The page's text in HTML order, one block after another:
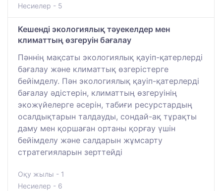
Несиелер - 5
Кешенді экологиялық тәуекелдер мен
климаттың өзгеруін бағалау
Пәннің мақсаты экологиялық қауіп-қатерлерді
бағалау және климаттық өзгерістерге
бейімделу. Пән экологиялық қауіп-қатерлерді
бағалау әдістерін, климаттың өзгеруінің
экожүйелерге әсерін, табиғи ресурстардың
осалдықтарын талдауды, сондай-ақ тұрақты
даму мен қоршаған ортаны қорғау үшін
бейімделу және салдарын жұмсарту
стратегияларын зерттейді
Оқу жылы - 1
Несиелер - 6